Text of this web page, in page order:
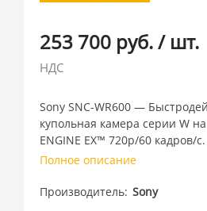
253 700 руб./ шт.
НДС
Sony SNC-WR600 —
купольная камера серии W
ENGINE EX™ 720p/60 кадров/с.
Полное описание
Производитель Sony